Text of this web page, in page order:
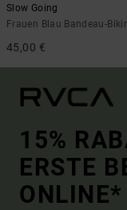
Slow Going
Frauen Blau Bandeau-
45,00 €
15%
ERSTE
ONLINE*